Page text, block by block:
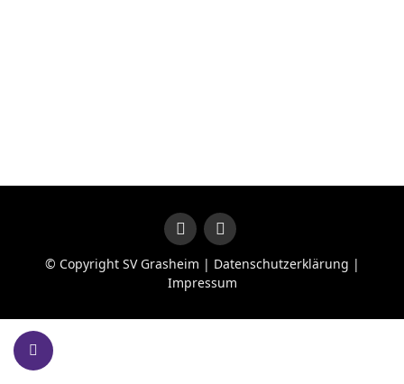
© Copyright SV Grasheim | Datenschutzerklärung |
Impressum